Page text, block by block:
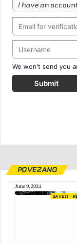
I have an
We won't send you
Submit
POVEZANO
June 9, 2024
SAVETI